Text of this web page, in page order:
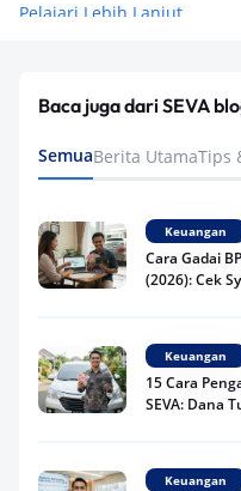
Pelajari Lebih Lanjut
Baca juga dari SEVA
SemuaBerita UtamaTips
Keuangan
Cara Gadai
(2026): Cek
Keuangan
15 Cara
SEVA: Dana
Keuangan